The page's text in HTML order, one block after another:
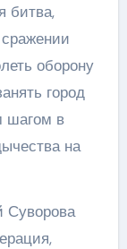
битва,
оборону
город
шагом в
на
Суворова